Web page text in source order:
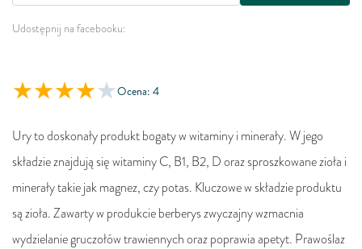
Udostępnij na facebooku:
Ocena: 4
Ury to doskonały produkt bogaty w witaminy i minerały. W jego
składzie znajdują się witaminy C, B1, B2, D oraz sproszkowane zioła i
minerały takie jak magnez, czy potas. Kluczowe w składzie produktu
są zioła. Zawarty w produkcie berberys zwyczajny wzmacnia
wydzielanie gruczołów trawiennych oraz poprawia apetyt. Prawoślaz